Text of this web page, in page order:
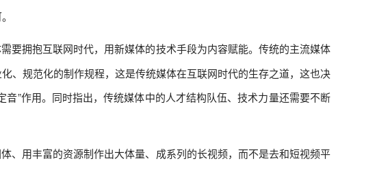
要拥抱互联网时代，用新媒体的技术手段为内容赋能。传统的主流媒体
、规范化的制作规程，这是传统媒体在互联网时代的生存之道，这也决
”作用。同时指出，传统媒体中的人才结构队伍、技术力量还需要不断
、用丰富的资源制作出大体量、成系列的长视频，而不是去和短视频平